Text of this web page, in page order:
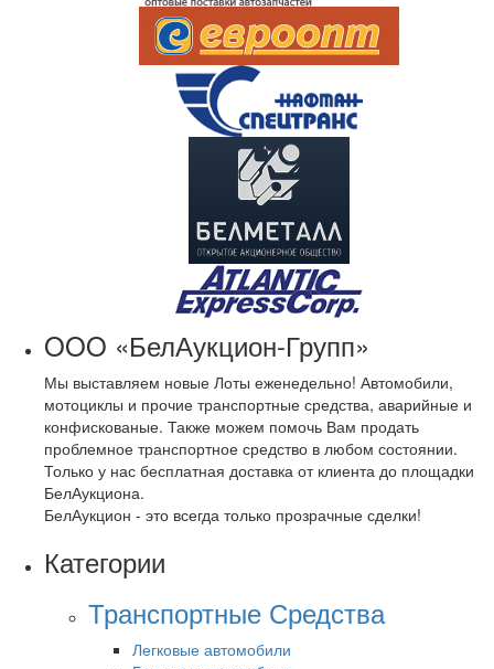
OOO «БелАукцион-Групп»
Мы выставляем новые Лоты еженедельно! Автомобили,
мотоциклы и прочие транспортные средства, аварийные и
конфискованые. Также можем помочь Вам продать
проблемное транспортное средство в любом состоянии.
Только у нас бесплатная доставка от клиента до площадки
БелАукциона.
БелАукцион - это всегда только прозрачные сделки!
Категории
Транспортные Средства
Легковые автомобили